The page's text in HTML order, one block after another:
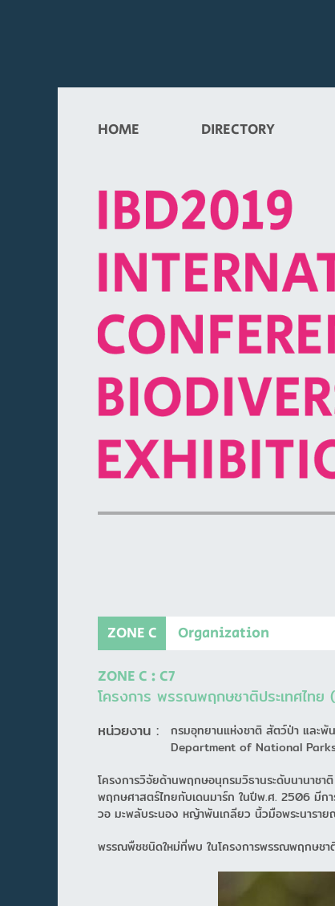
HOME DIRECTORY
ZONE C Organization
ZONE C : C7
โครงการ พรรณพฤกษชาติประเทศไท
หน่วยงาน :
กรมอุทยานแห่งชาติ สัตว์ป่า และพั
Department of National
โครงการวิจัยด้านพฤกษอนุกรมวิธานระดับนานาช
พฤกษศาสตร์ไทยกับเดนมาร์ก ในปีพ.ศ. 2506 มีก
วอ มะพลับระนอง หญ้าพันเกลียว นิ้วมือพระนารา
พรรณพืชชนิดใหม่ที่พบ ในโครงการพรรณพฤกษชา